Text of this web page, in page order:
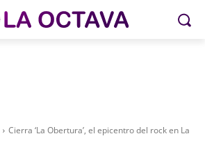
Cierra ‘La Obertura’, el epicentro del rock en La